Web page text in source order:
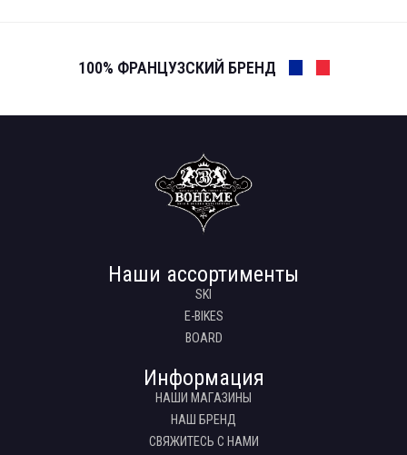
100% ФРАНЦУЗСКИЙ БРЕНД
Наши ассортименты
SKI
E-BIKES
BOARD
Информация
НАШИ МАГАЗИНЫ
НАШ БРЕНД
СВЯЖИТЕСЬ С НАМИ